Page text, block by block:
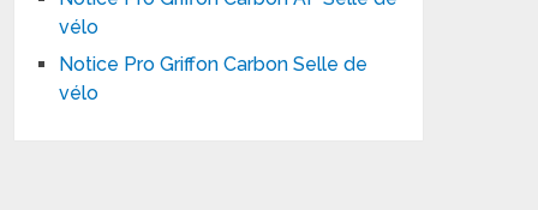
vélo
Notice Pro Griffon Carbon Selle de
vélo